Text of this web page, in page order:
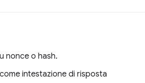
nonce o hash.
intestazione di risposta